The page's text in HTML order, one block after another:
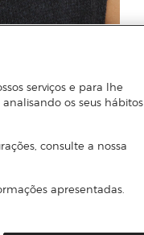
serviços e para lhe
os seus hábitos
consulte a nossa
apresentadas.